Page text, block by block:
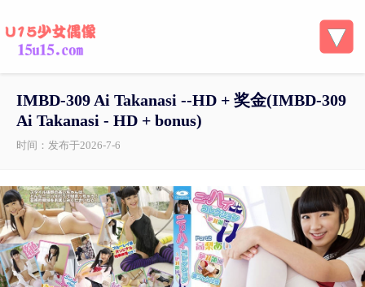
IMBD-309 Ai Takanasi --HD + 奖金( IMBD-309
Ai Takanasi - HD + bonus)
时间：发布于2026-7-6